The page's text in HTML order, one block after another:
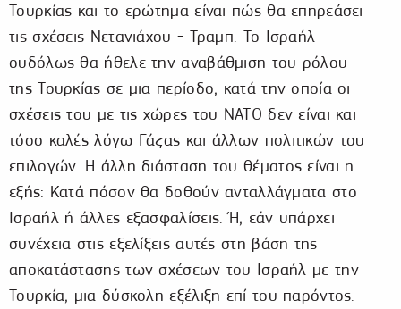
Τουρκίας και το ερώτημα είναι πώς θα επηρεάσει
τις σχέσεις Νετανιάχου - Τραμπ. Το Ισραήλ
ουδόλως θα ήθελε την αναβάθμιση του ρόλου
της Τουρκίας σε μια περίοδο, κατά την οποία οι
σχέσεις του με τις χώρες του ΝΑΤΟ δεν είναι και
τόσο καλές λόγω Γάζας και άλλων πολιτικών του
επιλογών. Η άλλη διάσταση του θέματος είναι η
εξής: Κατά πόσον θα δοθούν ανταλλάγματα στο
Ισραήλ ή άλλες εξασφαλίσεις. Ή, εάν υπάρχει
συνέχεια στις εξελίξεις αυτές στη βάση της
αποκατάστασης των σχέσεων του Ισραήλ με την
Τουρκία, μια δύσκολη εξέλιξη επί του παρόντος.